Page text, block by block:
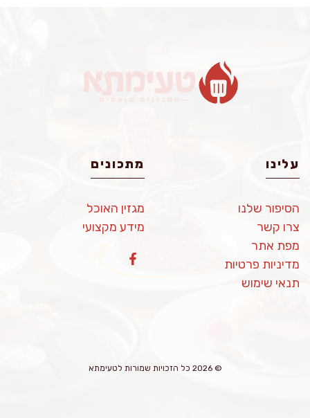
עלינו
הסיפור שלנו
צרו קשר
מפת אתר
מדיניות פרטיות
תנאי שימוש
מתכונים
מגזין האוכל
מידע מקצועי
© 2026 כל הזכויות שמורות לטעימתא